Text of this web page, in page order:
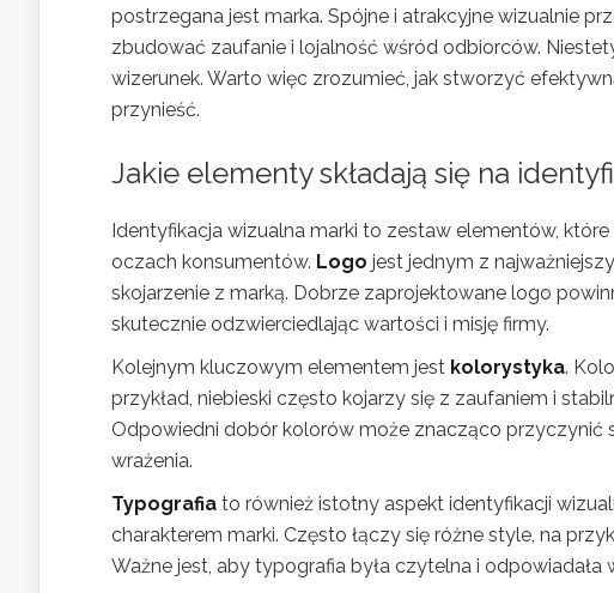
postrzegana jest marka. Spójne i atrakcyjne wizualnie
zbudować zaufanie i lojalność wśród odbiorców.
wizerunek. Warto więc zrozumieć, jak stworzyć
przynieść.
Jakie elementy składają się na
Identyfikacja wizualna marki to zestaw elementów,
oczach konsumentów. Logo jest jednym z
skojarzenie z marką. Dobrze zaprojektowane logo
skutecznie odzwierciedlając wartości i misję firmy.
Kolejnym kluczowym elementem jest kolorystyka.
przykład, niebieski często kojarzy się z zaufaniem i
Odpowiedni dobór kolorów może znacząco
wrażenia.
Typografia to również istotny aspekt identyfikacji
charakterem marki. Często łączy się różne style, na
Ważne jest, aby typografia była czytelna i